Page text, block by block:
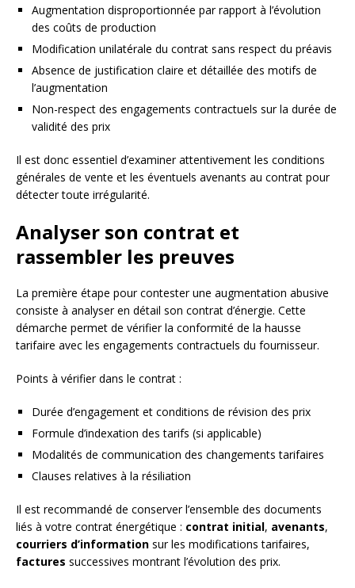
Augmentation disproportionnée par rapport à l’évolution
des coûts de production
Modification unilatérale du contrat sans respect du préavis
Absence de justification claire et détaillée des motifs de
l’augmentation
Non-respect des engagements contractuels sur la durée de
validité des prix
Il est donc essentiel d’examiner attentivement les conditions
générales de vente et les éventuels avenants au contrat pour
détecter toute irrégularité.
Analyser son contrat et
rassembler les preuves
La première étape pour contester une augmentation abusive
consiste à analyser en détail son contrat d’énergie. Cette
démarche permet de vérifier la conformité de la hausse
tarifaire avec les engagements contractuels du fournisseur.
Points à vérifier dans le contrat :
Durée d’engagement et conditions de révision des prix
Formule d’indexation des tarifs (si applicable)
Modalités de communication des changements tarifaires
Clauses relatives à la résiliation
Il est recommandé de conserver l’ensemble des documents
liés à votre contrat énergétique : contrat initial, avenants,
courriers d’information sur les modifications tarifaires,
factures successives montrant l’évolution des prix.